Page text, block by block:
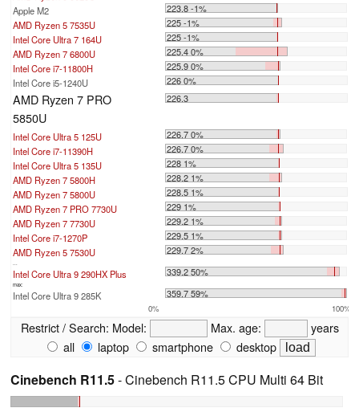
Apple M2
223.8 -1%
AMD Ryzen 5 7535U
225 -1%
Intel Core Ultra 7 164U
225 -1%
AMD Ryzen 7 6800U
225.4 0%
Intel Core i7-11800H
225.9 0%
Intel Core i5-1240U
226 0%
AMD Ryzen 7 PRO
5850U
226.3
Intel Core Ultra 5 125U
226.7 0%
Intel Core i7-11390H
226.7 0%
Intel Core Ultra 5 135U
228 1%
AMD Ryzen 7 5800H
228.2 1%
AMD Ryzen 7 5800U
228.5 1%
AMD Ryzen 7 PRO 7730U
229 1%
AMD Ryzen 7 7730U
229.2 1%
Intel Core i7-1270P
229.5 1%
AMD Ryzen 5 7530U
229.7 2%
Intel Core Ultra 9 290HX Plus 339.2 50%
max:
Intel Core Ultra 9 285K 359.7 59%
0% 100%
Restrict / Search: Model: Max. age:
years
all
laptop smartphone desktop
Cinebench R11.5- Cinebench R11.5 CPU Multi 64 Bit